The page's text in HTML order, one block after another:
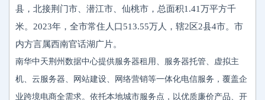
县，北接荆门市、潜江市、仙桃市，总面积1.41万平方千
米。2023年，全市常住人口513.55万人，辖2区2县4市。市
内方言属西南官话湖广片。
南华中天荆州数据中心提供服务器租用、服务器托管、虚拟主
机、云服务器、网站建设、网络营销等一体化电信服务，覆盖企
业跨境电商全需求。依托本地城市服务点，以优质廉价产品、开